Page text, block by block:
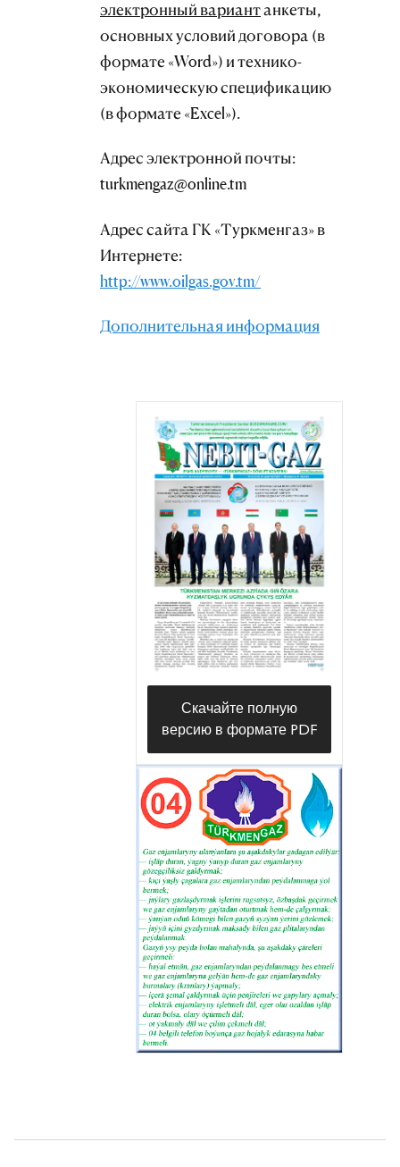
электронный вариантанкеты,
основных условий договора (в
формате «Word») и технико-
экономическую спецификацию
(в формате «Excel»).
Адрес электронной почты:
turkmengaz@online.tm
Адрес сайта ГК «Туркменгаз» в
Интернете:
http://www.oilgas.gov.tm/
Дополнительная информация
Скачайте полную
версию в формате PDF